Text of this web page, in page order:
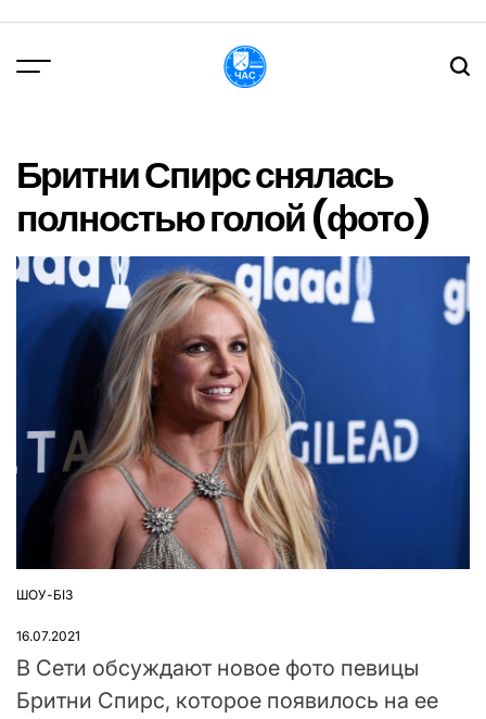
вмісту
Бритни Спирс снялась
полностью голой (фото)
ОПУБЛІКУВАТИ
ШОУ-БІЗ
16.07.2021
В Сети обсуждают новое фото певицы
Бритни Спирс, которое появилось на ее